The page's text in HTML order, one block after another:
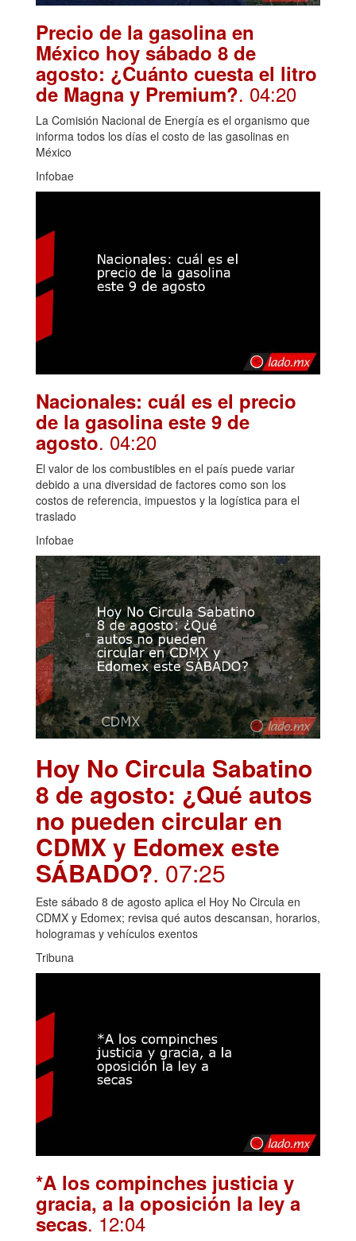
Precio de la gasolina en
México hoy sábado 8 de
agosto: ¿Cuánto cuesta el litro
de Magna y Premium?. 04:20
La Comisión Nacional de Energía es el organismo que
informa todos los días el costo de las gasolinas en
México
Infobae
Nacionales: cuál es el precio
de la gasolina este 9 de
agosto. 04:20
El valor de los combustibles en el país puede variar
debido a una diversidad de factores como son los
costos de referencia, impuestos y la logística para el
traslado
Infobae
Hoy No Circula Sabatino
8 de agosto: ¿Qué autos
no pueden circular en
CDMX y Edomex este
SÁBADO?. 07:25
Este sábado 8 de agosto aplica el Hoy No Circula en
CDMX y Edomex; revisa qué autos descansan, horarios,
hologramas y vehículos exentos
Tribuna
*A los compinches justicia y
gracia, a la oposición la ley a
secas. 12:04